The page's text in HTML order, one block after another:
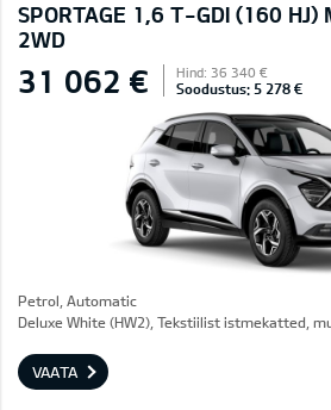
SPORTAGE 1,6 T-GDI (160 HJ)
2WD
31 062 € Hind: 36 340 €
Soodustus: 5 278 €
Petrol, Automatic
Deluxe White (HW2), Tekstiilist istmekatted,
VAATA